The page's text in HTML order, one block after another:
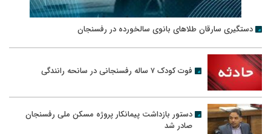
دستگیری سارقان طلاهای بانوی سالخورده در رفسنجان
فوت کودک ۷ ساله رفسنجانی در سانحه رانندگی
دستور بازداشت پیمانکار پروژه مسکن ملی رفسنجان
صادر شد